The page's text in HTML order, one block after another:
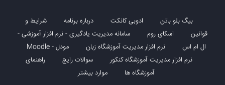
بیگ بلو باتن ادوبی کانکت درباره برنامه
شرایط و
قوانین
اسکای روم
سامانه مدیریت یادگیری - نرم افزار آموزشی -
ال ام اس
نرم افزار مدیریت آموزشگاه زبان
مودل - Moodle
نرم افزار مدیریت آموزشگاه کنکور
سوالات رایج
راهنمای
آموزشگاه ها
موارد بیشتر